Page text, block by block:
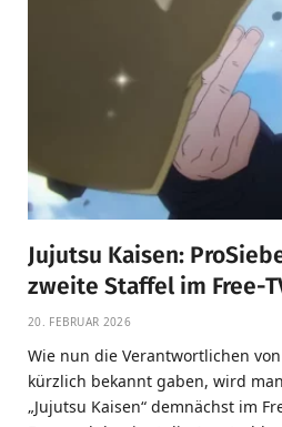
Jujutsu Kaisen:
zweite Staffel im Free-
20. FEBRUAR 2026
Wie nun die Verantwortlichen von
kürzlich bekannt gaben, wird
„Jujutsu Kaisen“ demnächst im